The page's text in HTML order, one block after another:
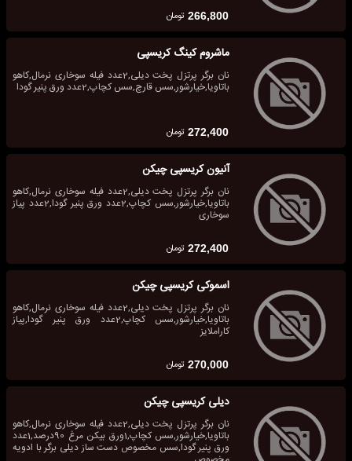
266,800 تومان
ماشروم کینگ کریسپی
نان برگر پرتزل پخت دیلی,2عدد فیله سوخاری نرمال,کاهو
باتاویا,خیارشور,سس قارچ,سس کچاپ,2عدد ورق پنیر گودا
272,400 تومان
آنیون کریسپی چیکن
نان برگر پرتزل پخت دیلی,2عدد فیله سوخاری نرمال,کاهو
باتاویا,خیارشور,سس کچاپ,2عدد ورق پنیر گودا,2عدد پیاز
سوخاری
272,400 تومان
اسموکی کریسپی چیکن
نان برگر پرتزل پخت دیلی,2عدد فیله سوخاری نرمال,کاهو
باتاویا,خیارشور,سس کچاپ,2عدد ورق پنیر گودا,پیاز
کاراملایز
270,000 تومان
دیلی کریسپی چیکن
نان برگر پرتزل پخت دیلی,2عدد فیله سوخاری نرمال,کاهو
باتاویا,خیارشور,سس کچاپ,1ورق بیکن مرغ 90درصد,1عدد
ورق پنیر گودا,سس مخصوص دست ساز دیلی برگر با ادویه